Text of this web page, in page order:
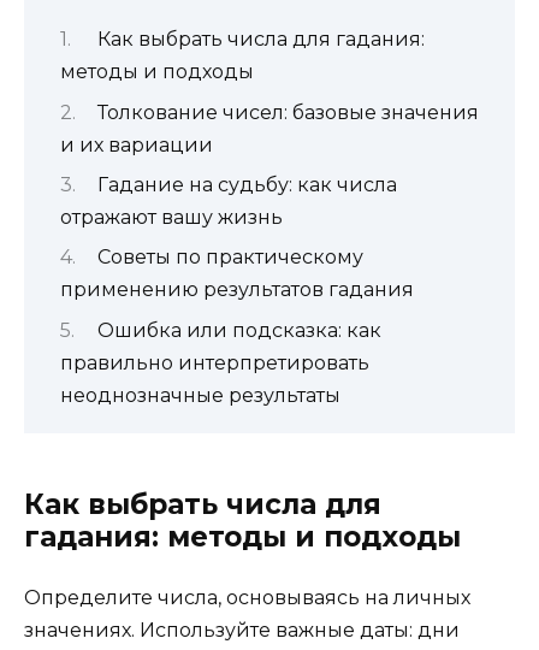
Как выбрать числа для гадания:
методы и подходы
Толкование чисел: базовые значения
и их вариации
Гадание на судьбу: как числа
отражают вашу жизнь
Советы по практическому
применению результатов гадания
Ошибка или подсказка: как
правильно интерпретировать
неоднозначные результаты
Как выбрать числа для
гадания: методы и подходы
Определите числа, основываясь на личных
значениях. Используйте важные даты: дни